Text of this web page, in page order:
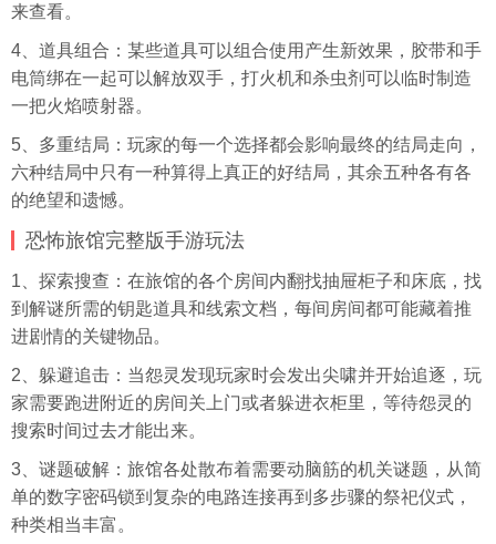
来查看。
4、道具组合：某些道具可以组合使用产生新效果，胶带和手
电筒绑在一起可以解放双手，打火机和杀虫剂可以临时制造
一把火焰喷射器。
5、多重结局：玩家的每一个选择都会影响最终的结局走向，
六种结局中只有一种算得上真正的好结局，其余五种各有各
的绝望和遗憾。
恐怖旅馆完整版手游玩法
1、探索搜查：在旅馆的各个房间内翻找抽屉柜子和床底，找
到解谜所需的钥匙道具和线索文档，每间房间都可能藏着推
进剧情的关键物品。
2、躲避追击：当怨灵发现玩家时会发出尖啸并开始追逐，玩
家需要跑进附近的房间关上门或者躲进衣柜里，等待怨灵的
搜索时间过去才能出来。
3、谜题破解：旅馆各处散布着需要动脑筋的机关谜题，从简
单的数字密码锁到复杂的电路连接再到多步骤的祭祀仪式，
种类相当丰富。